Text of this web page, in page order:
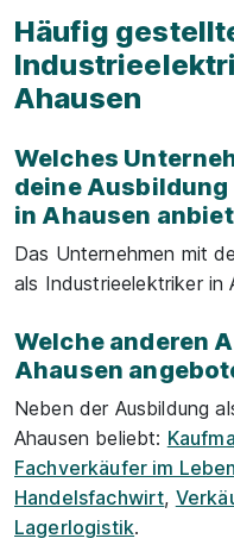
Häufig
Ahausen
Welches
deine
in Ahausen
Das Unternehmen mit
als Industrieelektriker in
Welche anderen
Ahausen
Neben der Ausbildung
Ahausen beliebt:
Fachverkäufer im
Handelsfachwirt,
Lagerlogistik.